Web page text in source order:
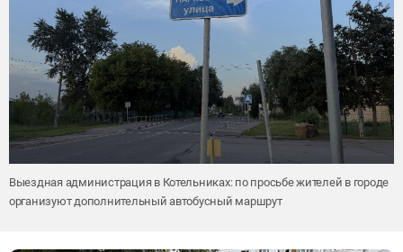
Выездная администрация в Котельниках: по просьбе жителей в городе
организуют дополнительный автобусный маршрут